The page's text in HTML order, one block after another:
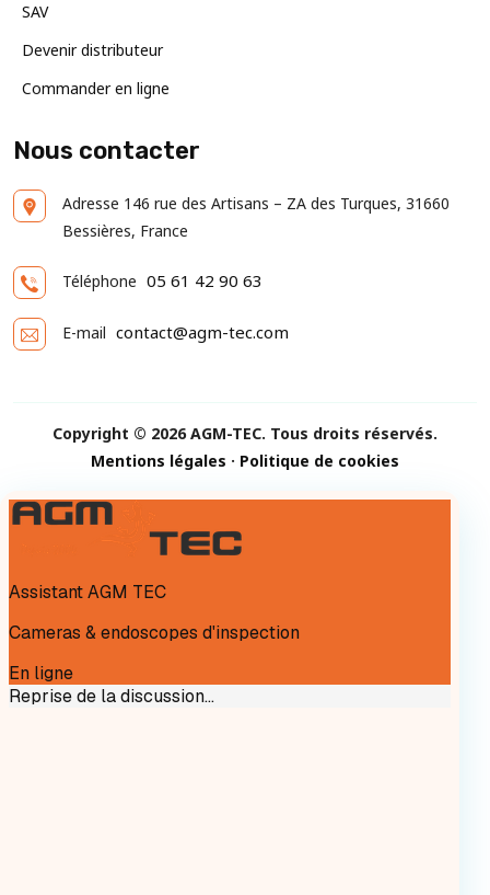
SAV
Devenir distributeur
Commander en ligne
Nous contacter
Adresse 146 rue des Artisans – ZA des Turques, 31660
Bessières, France
Téléphone 05 61 42 90 63
E-mail contact@agm-tec.com
Copyright © 2026 AGM-TEC. Tous droits réservés.
Mentions légales · Politique de cookies